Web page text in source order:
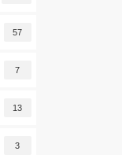
57
7
13
3